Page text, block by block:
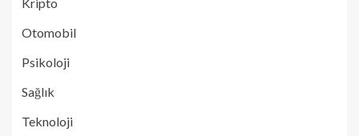
Otomobil
Psikoloji
Sağlık
Teknoloji